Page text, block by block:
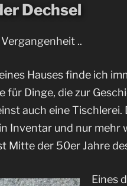
Dechsel
..
Hauses finde ich
für Dinge, die zur
auch eine
Inventar und nur mehr
Mitte der 50er Jahre
Eines